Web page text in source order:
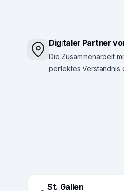
Digitaler Partner
Die Zusammenarbeit
perfektes Verständnis
St. Gallen